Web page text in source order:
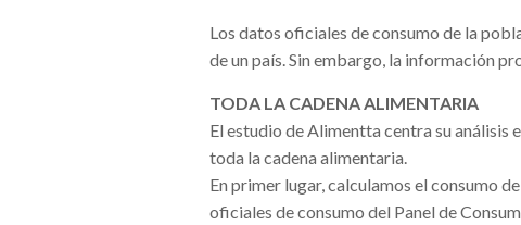
Los datos oficiales de consumo de la
de un país. Sin embargo, la información
TODA LA CADENA ALIMENTARIA
El estudio de Alimentta centra su análisis
toda la cadena alimentaria.
En primer lugar, calculamos el consumo
oficiales de consumo del Panel de